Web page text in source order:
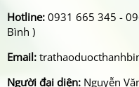
Hotline: 0931 665 345 -
Bình )
Email:
Người đại diện: Nguyễn